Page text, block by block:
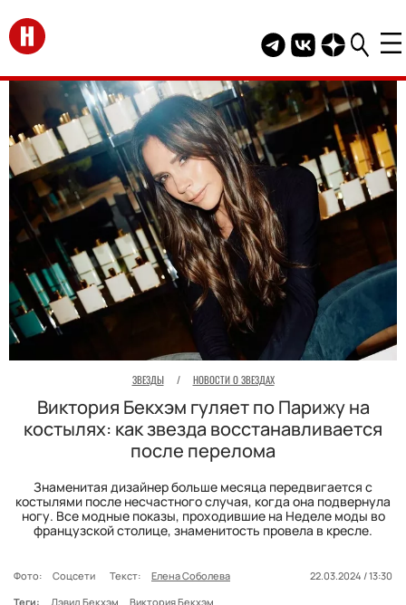
Перейти на главную
Telegram канал
Группа HELLO
Канал
ЗВЕЗДЫ / НОВОСТИ О ЗВЕЗДАХ
Виктория Бекхэм гуляет по Парижу на
костылях: как звезда восстанавливается
после перелома
Знаменитая дизайнер больше месяца передвигается с
костылями после несчастного случая, когда она подвернула
ногу. Все модные показы, проходившие на Неделе моды во
французской столице, знаменитость провела в кресле.
Фото: Соцсети Текст: Елена Соболева
22.03.2024 / 13:30
Теги:
Дэвид Бекхэм Виктория Бекхэм